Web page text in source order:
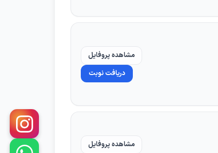
مشاهده پروفایل
دریافت نوبت
مشاهده پروفایل